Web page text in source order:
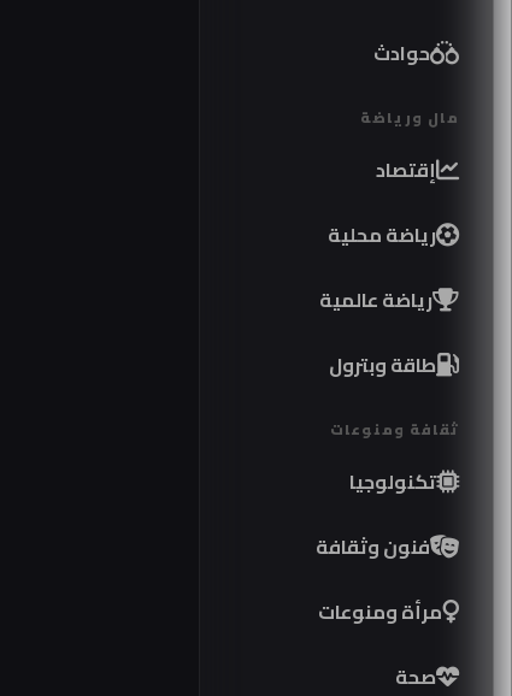
حوادث
مال ورياضة
إقتصاد
رياضة محلية
رياضة عالمية
طاقة وبترول
ثقافة ومنوعات
تكنولوجيا
فنون وثقافة
مرأة ومنوعات
صحة